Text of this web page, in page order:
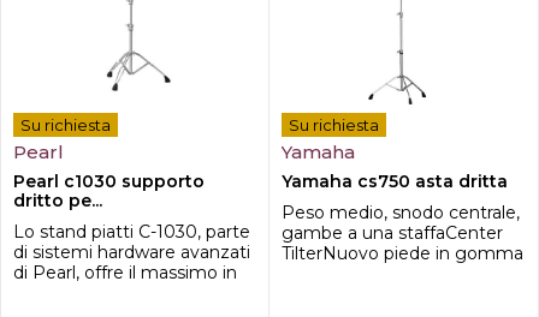
Su richiesta
Pearl
Pearl c1030 supporto
dritto pe...
Lo stand piatti C-1030, parte
di sistemi hardware avanzati
di Pearl, offre il massimo in
Su richiesta
Yamaha
Yamaha cs750 asta dritta
Peso medio, snodo centrale,
gambe a una staffaCenter
TilterNuovo piede in gomma